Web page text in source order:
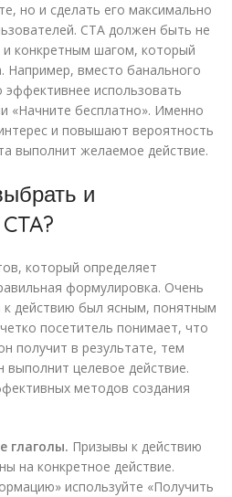
но и сделать его максимально
CTA должен быть не
конкретным шагом, который
Например, вместо банального
эффективнее использовать
«Начните бесплатно». Именно
и повышают вероятность
выполнит желаемое действие.
и
который определяет
формулировка. Очень
действию был ясным, понятным
посетитель понимает, что
получит в результате, тем
целевое действие.
методов создания
глаголы. Призывы к действию
на конкретное действие.
используйте «Получить